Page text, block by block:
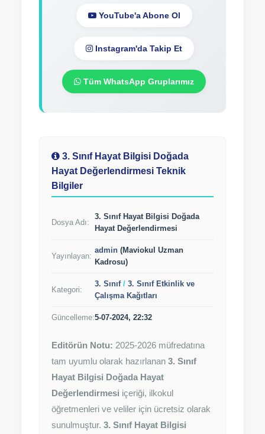
YouTube'a Abone Ol
Instagram'da Takip Et
Tüm WhatsApp Gruplarımız
3. Sınıf Hayat Bilgisi Doğada
Hayat Değerlendirmesi Teknik
Bilgiler
Dosya Adı:
3. Sınıf Hayat Bilgisi Doğada
Hayat Değerlendirmesi
Yayınlayan:
admin (Maviokul Uzman
Kadrosu)
Kategori:
3. Sınıf/ 3. Sınıf Etkinlik ve
Çalışma Kağıtları
Güncelleme:5-07-2024, 22:32
Editörün Notu: 2025-2026 müfredatına
tam uyumlu olarak hazırlanan 3. Sınıf
Hayat Bilgisi Doğada Hayat
Değerlendirmesi içeriği, ilkokul
öğretmenleri ve veliler için ücretsiz olarak
sunulmuştur. 3. Sınıf Hayat Bilgisi